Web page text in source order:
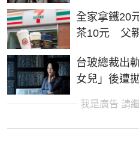
全家拿鐵20
茶10元 父
台玻總裁出
女兒」後遭
我是廣告 請